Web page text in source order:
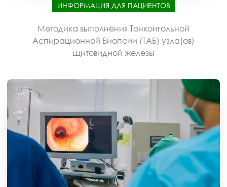
ИНФОРМАЦИЯ ДЛЯ ПАЦИЕНТОВ
Методика выполнения Тонкоигольной
Аспирационной Биопсии (ТАБ) узла(ов)
щитовидной железы